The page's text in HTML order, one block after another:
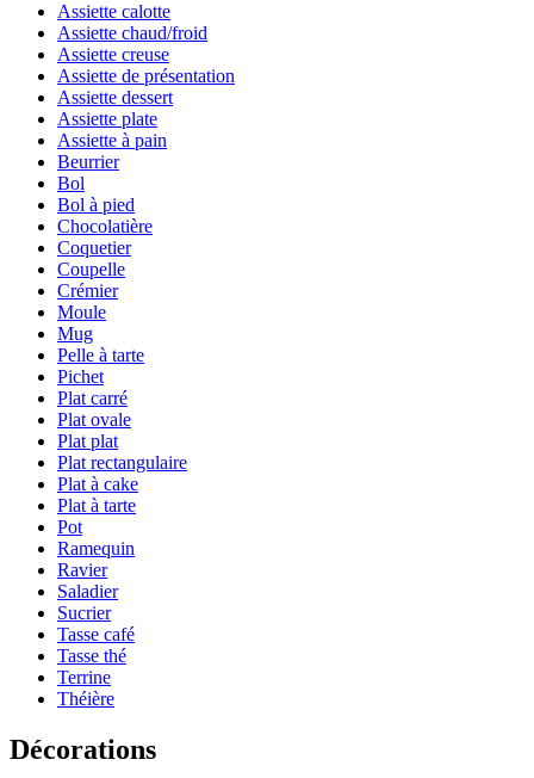
Assiette calotte
Assiette chaud/froid
Assiette creuse
Assiette de présentation
Assiette dessert
Assiette plate
Assiette à pain
Beurrier
Bol
Bol à pied
Chocolatière
Coquetier
Coupelle
Crémier
Moule
Mug
Pelle à tarte
Pichet
Plat carré
Plat ovale
Plat plat
Plat rectangulaire
Plat à cake
Plat à tarte
Pot
Ramequin
Ravier
Saladier
Sucrier
Tasse café
Tasse thé
Terrine
Théière
Décorations